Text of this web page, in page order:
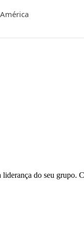
do seu grupo.